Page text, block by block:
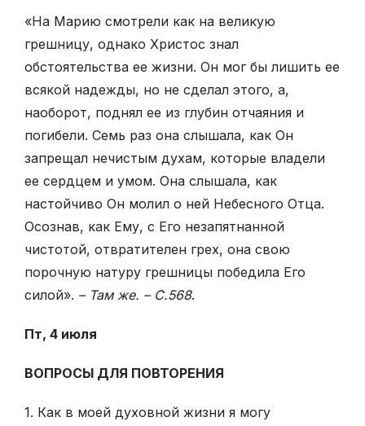
«На Марию смотрели как на великую
грешницу, однако Христос знал
обстоятельства ее жизни. Он мог бы лишить ее
всякой надежды, но не сделал этого, а,
наоборот, поднял ее из глубин отчаяния и
погибели. Семь раз она слышала, как Он
запрещал нечистым духам, которые владели
ее сердцем и умом. Она слышала, как
настойчиво Он молил о ней Небесного Отца.
Осознав, как Ему, с Его незапятнанной
чистотой, отвратителен грех, она свою
порочную натуру грешницы победила Его
силой». – Там же. – С.568.
Пт, 4 июля
ВОПРОСЫ ДЛЯ ПОВТОРЕНИЯ
1. Как в моей духовной жизни я могу